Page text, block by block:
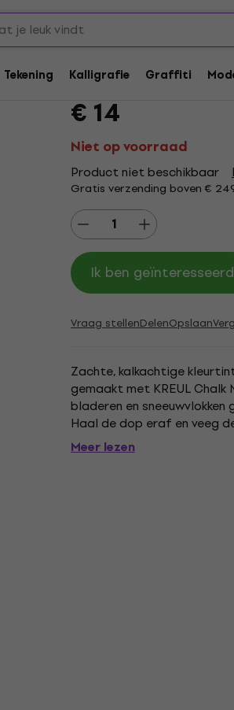
Tekening Kalligrafie Graffiti
Kreul Chalk Marker
Merk:KreulProductcode: .
€ 14
Niet op voorraad
Product niet beschikbaar
Gratis verzending boven €
Ik ben geïnteresseerd
Vraag stellenDelenOpslaan
Zachte, kalkachtige
gemaakt met KREUL Chalk
bladeren en
Haal de dop eraf en veeg
op kantoor, in een café en
Meer lezen